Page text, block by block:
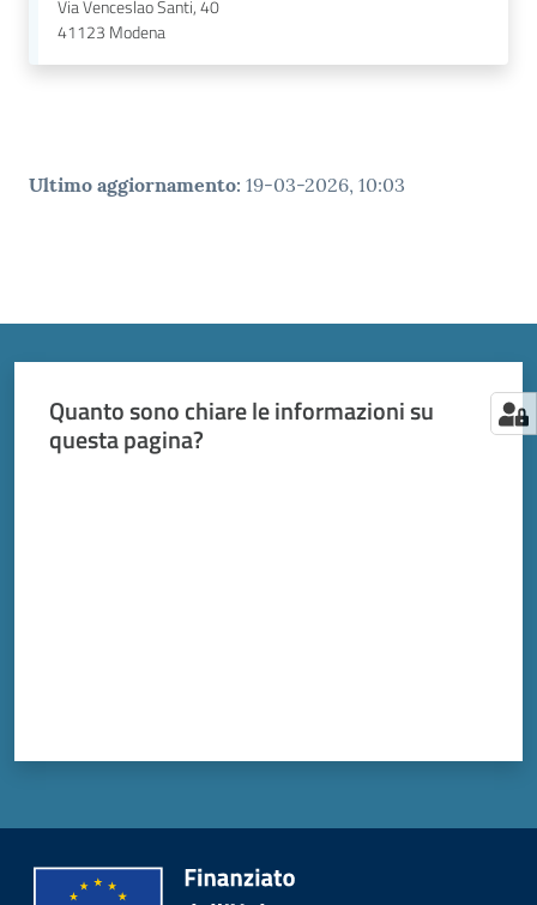
Via Venceslao Santi, 40
41123 Modena
Ultimo aggiornamento: 19-03-2026, 10:03
Quanto sono chiare le informazioni su
questa pagina?